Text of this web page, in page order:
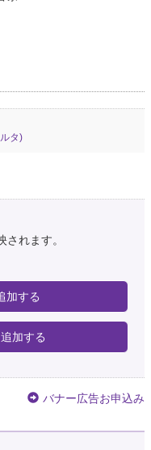
タ)
れます。
加する
加する
バナー広告お申込み